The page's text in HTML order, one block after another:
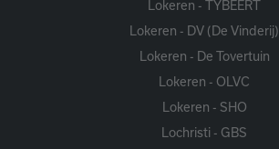
Lokeren - TYBEERT
Lokeren - DV (De Vinderij)
Lokeren - De Tovertuin
Lokeren - OLVC
Lokeren - SHO
Lochristi - GBS